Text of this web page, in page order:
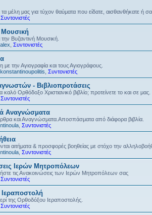
μέλη μας για τύχον θαύματα που είδατε, αισθανθήκατε ή
Συντονιστές
Μουσική
Βυζαντινή Μουσική.
alex Συντονιστές
με την Αγιογραφία και τους Αγιογράφους.
konstantinoupolitis Συντονιστές
- Βιβλιοπροτάσεις
καλό Ορθόδοξο Χριστιανικό βιβλίο; προτείνετε το και σε μας.
Συντονιστές
Αναγνώσματα
και Αναγνώσματα.Αποσπάσματα από διάφορα βιβλία.
ntinoula Συντονιστές
αιτήματα & προσφορές βοηθείας με στόχο την
ntinoula Συντονιστές
Ιερών Μητροπόλεων
τις Ανακοινώσεις των Ιερών Μητροπόλεων σας
Συντονιστές
της Ορθοδόξου Ιεραποστολής.
Συντονιστές